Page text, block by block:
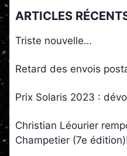
ARTICLES
Triste nouvelle…
Retard des envois
Prix Solaris 2023 :
Christian Léourier
Champetier (7e